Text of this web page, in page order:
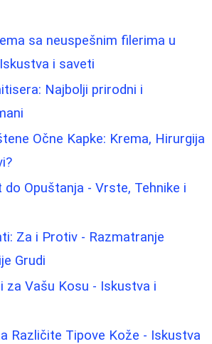
sa neuspešnim filerima u
i saveti
Najbolji prirodni i
Očne Kapke: Krema, Hirurgija
Opuštanja - Vrste, Tehnike i
Za i Protiv - Razmatranje
Grudi
za Vašu Kosu - Iskustva i
Različite Tipove Kože - Iskustva